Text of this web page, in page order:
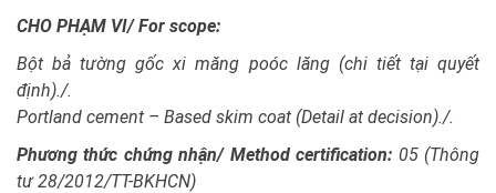
CHO PHẠM VI/For scope:
Bột bả tường gốc xi măng poóc lăng (chi tiết tại quyết
định)./.
Portland cement – Based skim coat (Detail at decision)./.
Phương thức chứng nhận/ Method certification: 05 (Thông
tư 28/2012/TT-BKHCN)